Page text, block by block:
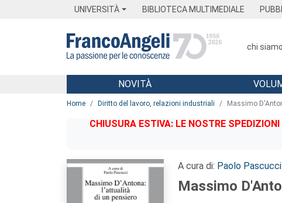
UNIVERSITÀ BIBLIOTECA MULTIMEDIALE
chi siamo
Menu
NOVITÀ
Home Diritto del lavoro, relazioni industriali Massimo
CHIUSURA ESTIVA: LE NOSTRE
A cura di: Paolo Pascucci
Massimo